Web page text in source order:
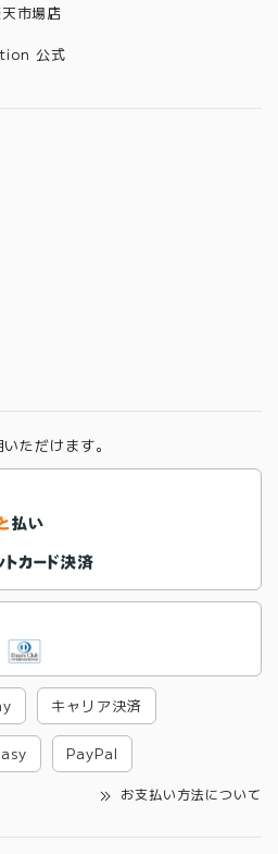
市場店
公式
ただけます。
キャリア決済
PayPal
お支払い方法について